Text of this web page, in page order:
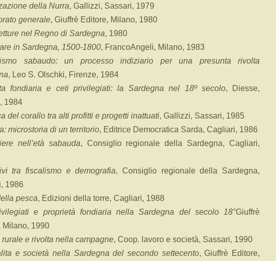
della Nurra, Gallizzi, Sassari, 1979
generale, Giuffrè Editore, Milano, 1980
nel Regno di Sardegna, 1980
in Sardegna, 1500-1800, FrancoAngeli, Milano, 1983
sabaudo: un processo indiziario per una presunta rivolta
, Leo S. Olschki, Firenze, 1984
fondiaria e ceti privilegiati: la Sardegna nel 18º secolo, Diesse,
1984
del corallo tra alti profitti e progetti inattuati, Gallizzi, Sassari, 1985
microstoria di un territorio, Editrice Democratica Sarda, Cagliari, 1986
nell’età sabauda, Consiglio regionale della Sardegna, Cagliari,
tra fiscalismo e demografia, Consiglio regionale della Sardegna,
1986
pesca, Edizioni della torre, Cagliari, 1988
e proprietà fondiaria nella Sardegna del secolo 18°Giuffrè
Milano, 1990
rurale e rivolta nella campagne, Coop. lavoro e società, Sassari, 1990
e società nella Sardegna del secondo settecento, Giuffrè Editore,